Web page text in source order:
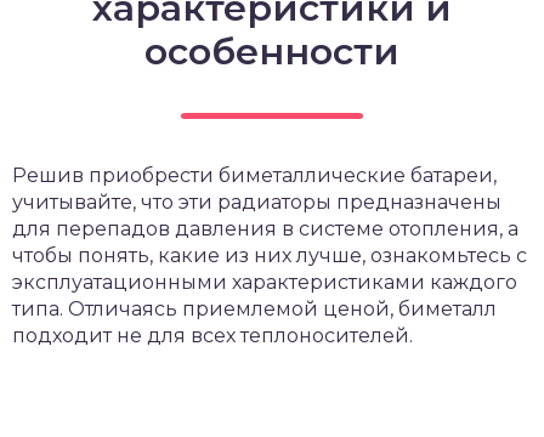
особенности
Решив приобрести биметаллические батареи,
учитывайте, что эти радиаторы предназначены
для перепадов давления в системе отопления, а
чтобы понять, какие из них лучше, ознакомьтесь с
эксплуатационными характеристиками каждого
типа. Отличаясь приемлемой ценой, биметалл
подходит не для всех теплоносителей.